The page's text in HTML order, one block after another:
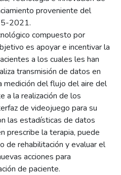
proveniente del
2021.
compuesto por
es apoyar e incentivar la
a los cuales les han
transmisión de datos en
medición del flujo del aire del
a la realización de los
de videojuego para su
las estadísticas de datos
prescribe la terapia, puede
de rehabilitación y evaluar el
acciones para
de paciente.